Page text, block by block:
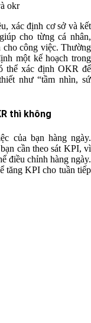
okr
xác định cơ sở và kết
cho từng cá nhân,
cho công việc. Thường
một kế hoạch trong
thể xác định OKR để
như “tầm nhìn, sứ
thì không
của bạn hàng ngày.
cần theo sát KPI, vì
điều chỉnh hàng ngày.
tăng KPI cho tuần tiếp